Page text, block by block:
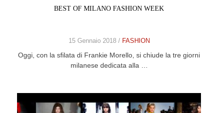
CONTACT
BEST OF MILANO FASHION WEEK
15 Gennaio 2018 / FASHION
Oggi, con la sfilata di Frankie Morello, si chiude la tre giorni
milanese dedicata alla …